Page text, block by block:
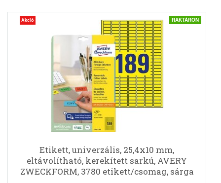
Akció RAKTÁRON
Etikett, univerzális, 25,4x10 mm,
eltávolítható, kerekített sarkú, AVERY
ZWECKFORM, 3780 etikett/csomag, sárga